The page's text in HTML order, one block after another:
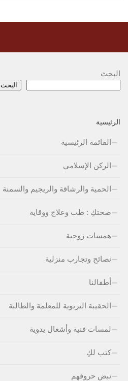
البحث
البحث
الرئيسية
القائمة الرئيسية
الركن الإسلامي
الحمية والرشاقة والريجيم والسمنة
صحتكِ : طب وعلاج ووقاية
همسات زوجية
نصائح وتجارب منزلية
أطفالنا
الحقيبة التربوية للمعلمة والطالبة
لمسات فنية وأشغال يدوية
كتب لكِ
نبض حروفهم